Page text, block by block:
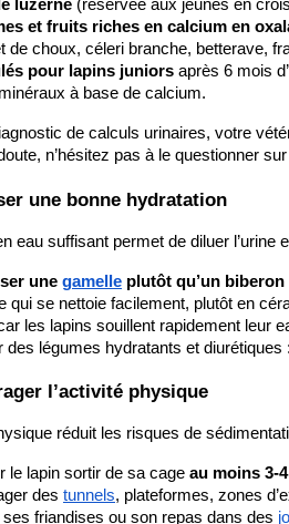
luzerne (réservée aux jeunes en
et fruits riches en calcium en
de choux, céleri branche, betterave,
pour lapins juniors après 6 mois
à base de calcium.
de calculs urinaires, votre
n’hésitez pas à le questionner
une bonne hydratation
eau suffisant permet de diluer
une gamelle plutôt qu’un biberon
qui se nettoie facilement, plutôt en
les lapins souillent rapidement leur
des légumes hydratants et
l’activité physique
réduit les risques de
le lapin sortir de sa cage au moins 3-
des tunnels, plateformes, zones
ses friandises ou son repas dans des